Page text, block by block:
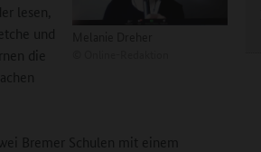
lesen,
und
die
Bremer Schulen mit einem